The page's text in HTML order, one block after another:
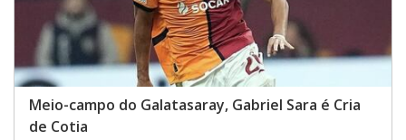
Meio-campo do Galatasaray, Gabriel Sara é Cria
de Cotia